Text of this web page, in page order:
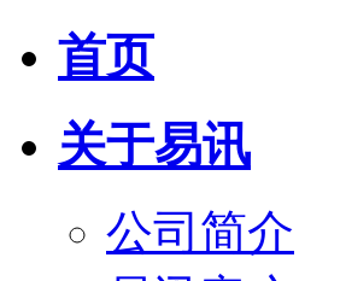
首页
关于易讯
公司简介